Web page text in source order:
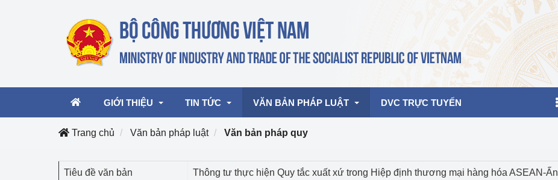
GIỚI THIỆU
Lãnh đạo Bộ
TIN TỨC
Hoạt động
Hoạt động của lãnh đạo Đảng, Nhà
nước
VĂN BẢN PHÁP LUẬT
Văn bản pháp quy
DVC TRỰC TUYẾN
Trang chủ Văn bản pháp luật Văn bản pháp quy
Tiêu đề văn bản
Thông tư thực hiện Quy tắc xuất xứ trong Hiệp định thương mại hàng hóa ASEAN-Ấn